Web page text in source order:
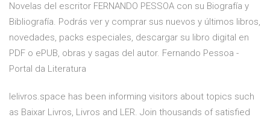
Novelas del escritor FERNANDO PESSOA con su Biografía y
Bibliografía. Podrás ver y comprar sus nuevos y últimos libros,
novedades, packs especiales, descargar su libro digital en
PDF o ePUB, obras y sagas del autor. Fernando Pessoa -
Portal da Literatura
lelivros.space has been informing visitors about topics such
as Baixar Livros, Livros and LER. Join thousands of satisfied